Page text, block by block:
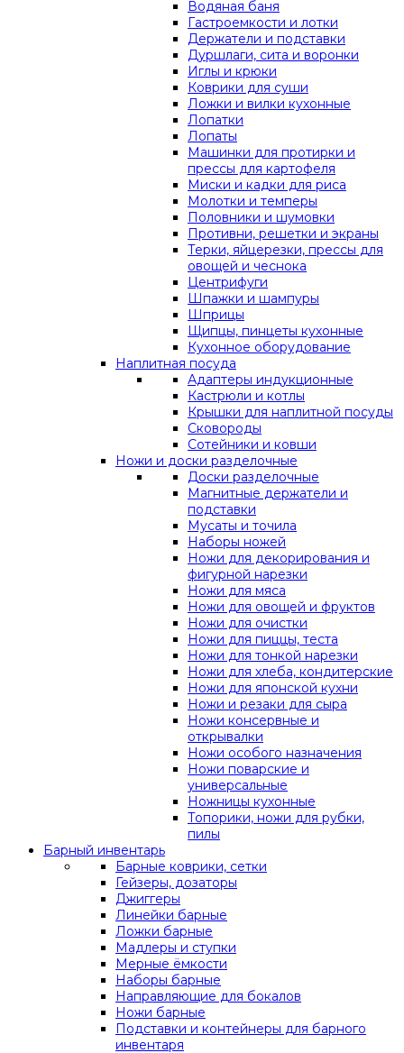
Водяная баня
Гастроемкости и лотки
Держатели и подставки
Дуршлаги, сита и воронки
Иглы и крюки
Коврики для суши
Ложки и вилки кухонные
Лопатки
Лопаты
Машинки для протирки и
прессы для картофеля
Миски и кадки для риса
Молотки и темперы
Половники и шумовки
Противни, решетки и экраны
Терки, яйцерезки, прессы для
овощей и чеснока
Центрифуги
Шпажки и шампуры
Шприцы
Щипцы, пинцеты кухонные
Кухонное оборудование
Наплитная посуда
Адаптеры индукционные
Кастрюли и котлы
Крышки для наплитной посуды
Сковороды
Сотейники и ковши
Ножи и доски разделочные
Доски разделочные
Магнитные держатели и
подставки
Мусаты и точила
Наборы ножей
Ножи для декорирования и
фигурной нарезки
Ножи для мяса
Ножи для овощей и фруктов
Ножи для очистки
Ножи для пиццы, теста
Ножи для тонкой нарезки
Ножи для хлеба, кондитерские
Ножи для японской кухни
Ножи и резаки для сыра
Ножи консервные и
открывалки
Ножи особого назначения
Ножи поварские и
универсальные
Ножницы кухонные
Топорики, ножи для рубки,
пилы
Барный инвентарь
Барные коврики, сетки
Гейзеры, дозаторы
Джиггеры
Линейки барные
Ложки барные
Мадлеры и ступки
Мерные ёмкости
Наборы барные
Направляющие для бокалов
Ножи барные
Подставки и контейнеры для барного
инвентаря